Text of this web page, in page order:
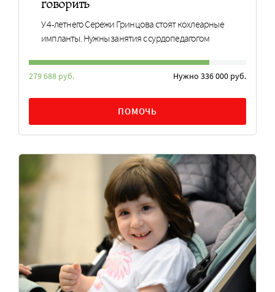
У 4-летнего Сережи Гринцова стоят кохлеарные
импланты. Нужны занятия с сурдопедагогом
279 688 руб. Нужно 336 000 руб.
ПОМОЧЬ